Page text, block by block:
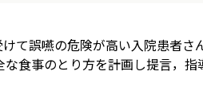
て誤嚥の危険が高い入院患者
食事のとり方を計画し提言，指